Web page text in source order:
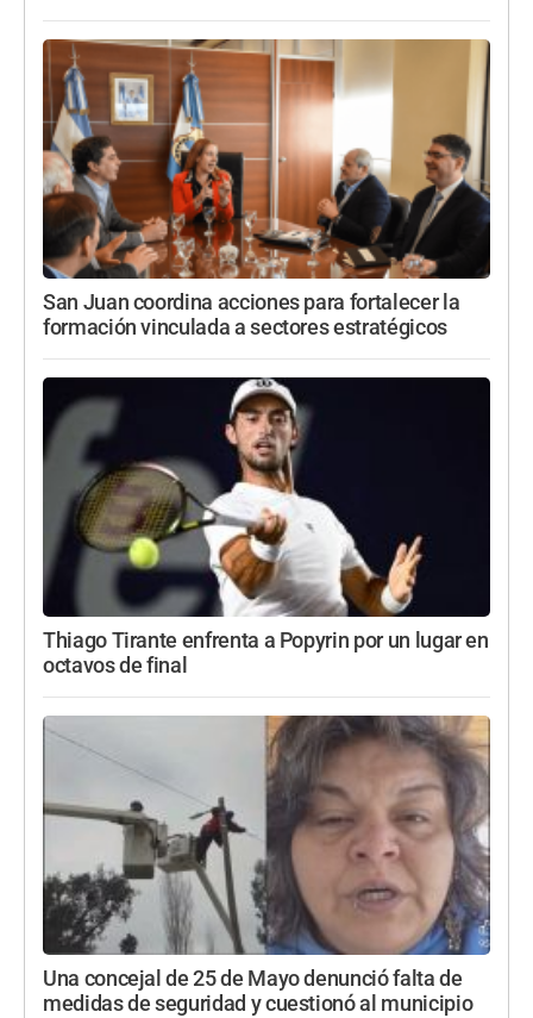
San Juan coordina acciones para fortalecer la
formación vinculada a sectores estratégicos
Thiago Tirante enfrenta a Popyrin por un lugar en
octavos de final
Una concejal de 25 de Mayo denunció falta de
medidas de seguridad y cuestionó al municipio